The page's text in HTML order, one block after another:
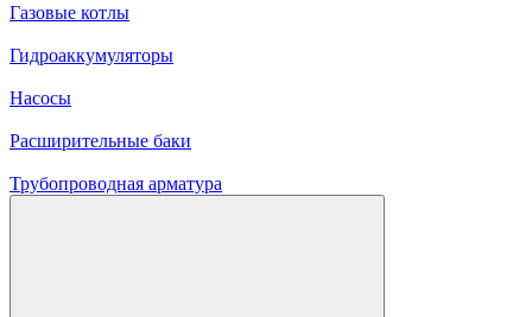
Газовые котлы
Гидроаккумуляторы
Насосы
Расширительные баки
Трубопроводная арматура